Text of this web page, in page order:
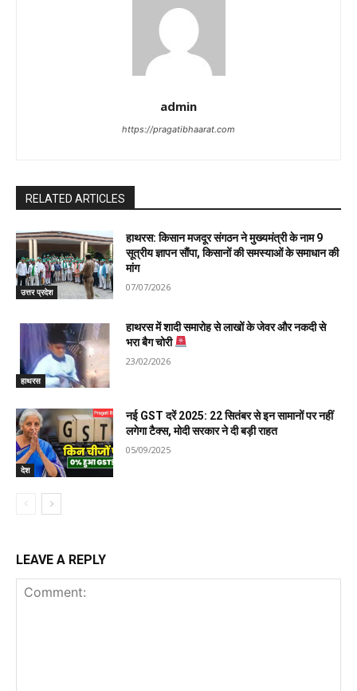
admin
https://pragatibhaarat.com
RELATED ARTICLES
उत्तर प्रदेश
हाथरस: किसान मजदूर संगठन ने मुख्यमंत्री के नाम 9
सूत्रीय ज्ञापन सौंपा, किसानों की समस्याओं के समाधान की
मांग
07/07/2026
हाथरस
हाथरस में शादी समारोह से लाखों के जेवर और नकदी से
भरा बैग चोरी
23/02/2026
देश
नई GST दरें 2025: 22 सितंबर से इन सामानों पर नहीं
लगेगा टैक्स, मोदी सरकार ने दी बड़ी राहत
05/09/2025
LEAVE A REPLY